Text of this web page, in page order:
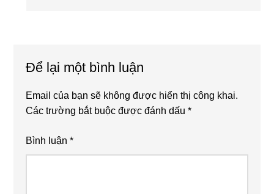
Để lại một bình luận
Email của bạn sẽ không được hiển thị công khai.
Các trường bắt buộc được đánh dấu*
Bình luận*